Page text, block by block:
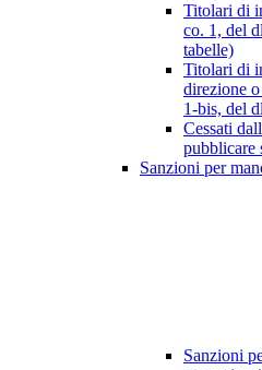
Titolari di
co. 1, del
tabelle)
Titolari di
direzione
1-bis, del
Cessati
pubblicare
Sanzioni per
Sanzioni